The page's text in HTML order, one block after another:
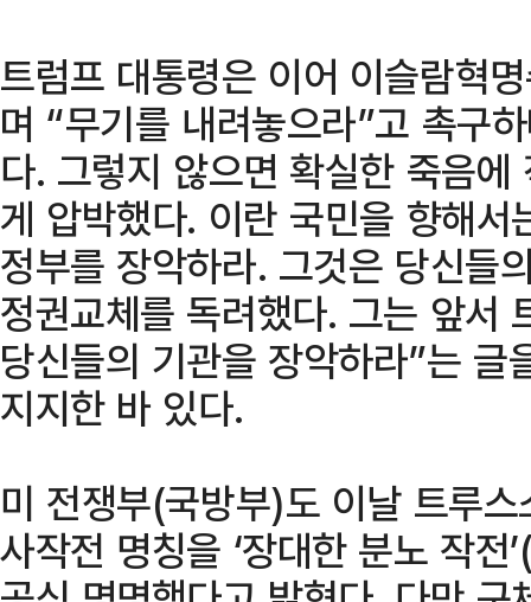
트럼프 대통령은 이어 이슬람혁
며 “무기를 내려놓으라”고 촉구
다. 그렇지 않으면 확실한 죽음
게 압박했다. 이란 국민을 향해
정부를 장악하라. 그것은 당신들
정권교체를 독려했다. 그는 앞서
당신들의 기관을 장악하라”는
지지한 바 있다.
미 전쟁부(국방부)도 이날 트루
사작전 명칭을 ‘장대한 분노 작